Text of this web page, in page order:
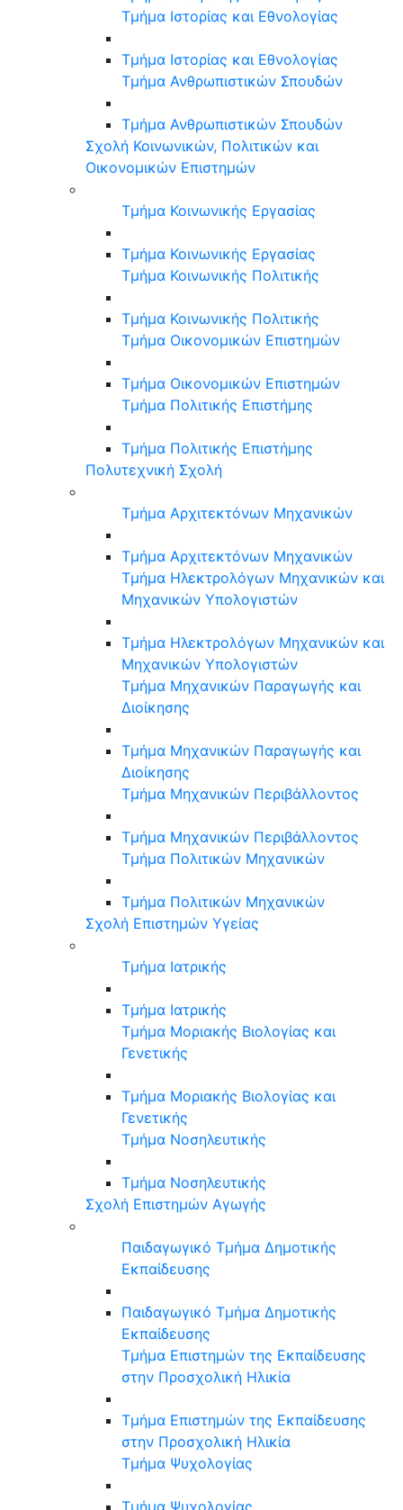
Τμήμα Ιστορίας και Εθνολογίας
Τμήμα Ιστορίας και Εθνολογίας
Τμήμα Ανθρωπιστικών Σπουδών
Τμήμα Ανθρωπιστικών Σπουδών
Σχολή Κοινωνικών, Πολιτικών και
Οικονομικών Επιστημών
Τμήμα Κοινωνικής Εργασίας
Τμήμα Κοινωνικής Εργασίας
Τμήμα Κοινωνικής Πολιτικής
Τμήμα Κοινωνικής Πολιτικής
Τμήμα Οικονομικών Επιστημών
Τμήμα Οικονομικών Επιστημών
Τμήμα Πολιτικής Επιστήμης
Τμήμα Πολιτικής Επιστήμης
Πολυτεχνική Σχολή
Τμήμα Αρχιτεκτόνων Μηχανικών
Τμήμα Αρχιτεκτόνων Μηχανικών
Τμήμα Ηλεκτρολόγων Μηχανικών και
Μηχανικών Υπολογιστών
Τμήμα Ηλεκτρολόγων Μηχανικών και
Μηχανικών Υπολογιστών
Τμήμα Μηχανικών Παραγωγής και
Διοίκησης
Τμήμα Μηχανικών Παραγωγής και
Διοίκησης
Τμήμα Μηχανικών Περιβάλλοντος
Τμήμα Μηχανικών Περιβάλλοντος
Τμήμα Πολιτικών Μηχανικών
Τμήμα Πολιτικών Μηχανικών
Σχολή Επιστημών Υγείας
Τμήμα Ιατρικής
Τμήμα Ιατρικής
Τμήμα Μοριακής Βιολογίας και
Γενετικής
Τμήμα Μοριακής Βιολογίας και
Γενετικής
Τμήμα Νοσηλευτικής
Τμήμα Νοσηλευτικής
Σχολή Επιστημών Αγωγής
Παιδαγωγικό Τμήμα Δημοτικής
Εκπαίδευσης
Παιδαγωγικό Τμήμα Δημοτικής
Εκπαίδευσης
Τμήμα Επιστημών της Εκπαίδευσης
στην Προσχολική Ηλικία
Τμήμα Επιστημών της Εκπαίδευσης
στην Προσχολική Ηλικία
Τμήμα Ψυχολογίας
Τμήμα Ψυχολογίας